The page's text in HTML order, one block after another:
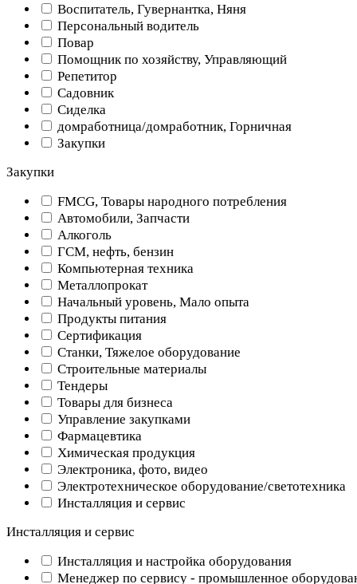
Воспитатель, Гувернантка, Няня
Персональный водитель
Повар
Помощник по хозяйству, Управляющий
Репетитор
Садовник
Сиделка
домработница/домработник, Горничная
Закупки
Закупки
FMCG, Товары народного потребления
Автомобили, Запчасти
Алкоголь
ГСМ, нефть, бензин
Компьютерная техника
Металлопрокат
Начальный уровень, Мало опыта
Продукты питания
Сертификация
Станки, Тяжелое оборудование
Строительные материалы
Тендеры
Товары для бизнеса
Управление закупками
Фармацевтика
Химическая продукция
Электроника, фото, видео
Электротехническое оборудование/светотехника
Инсталляция и сервис
Инсталляция и сервис
Инсталляция и настройка оборудования
Менеджер по сервису - промышленное